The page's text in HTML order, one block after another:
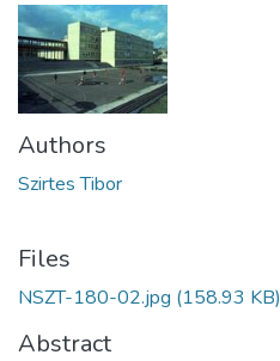
Authors
Szirtes Tibor
Files
NSZT-180-02.jpg (158.93 KB)
Abstract